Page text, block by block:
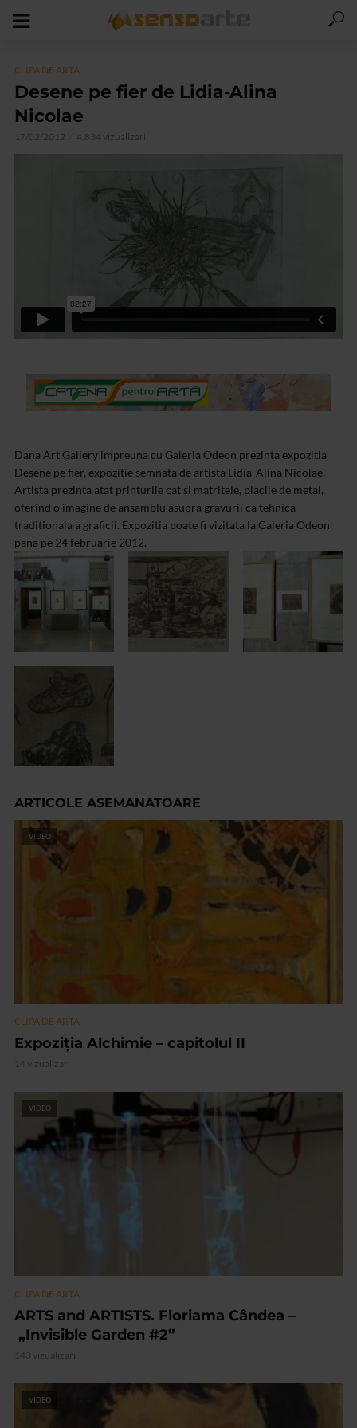
CLIPA DE ARTA
Desene pe fier de Lidia-Alina
Nicolae
17/02/2012 4.834 vizualizari
Dana Art Gallery impreuna cu Galeria Odeon prezinta expozitia
Desene pe fier, expozitie semnata de artista Lidia-Alina Nicolae.
Artista prezinta atat printurile cat si matritele, placile de metal,
oferind o imagine de ansamblu asupra gravurii ca tehnica
traditionala a graficii. Expozitia poate fi vizitata la Galeria Odeon
pana pe 24 februarie 2012.
ARTICOLE ASEMANATOARE
VIDEO
CLIPA DE ARTA
Expoziția Alchimie – capitolul II
14 vizualizari
VIDEO
CLIPA DE ARTA
ARTS and ARTISTS. Floriama Cândea –
„Invisible Garden #2”
143 vizualizari
VIDEO